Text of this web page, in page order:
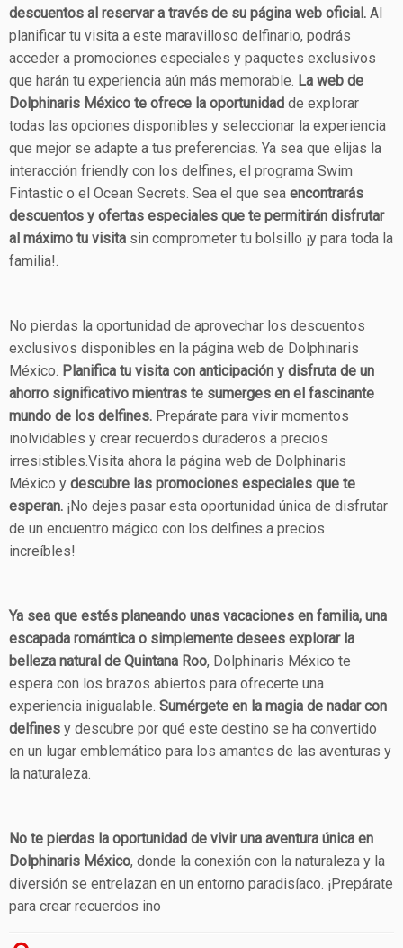
descuentos al reservar a través de su página web oficial. Al
planificar tu visita a este maravilloso delfinario, podrás
acceder a promociones especiales y paquetes exclusivos
que harán tu experiencia aún más memorable. La web de
Dolphinaris México te ofrece la oportunidad de explorar
todas las opciones disponibles y seleccionar la experiencia
que mejor se adapte a tus preferencias. Ya sea que elijas la
interacción friendly con los delfines, el programa Swim
Fintastic o el Ocean Secrets. Sea el que sea encontrarás
descuentos y ofertas especiales que te permitirán disfrutar
al máximo tu visita sin comprometer tu bolsillo ¡y para toda la
familia!.
No pierdas la oportunidad de aprovechar los descuentos
exclusivos disponibles en la página web de Dolphinaris
México. Planifica tu visita con anticipación y disfruta de un
ahorro significativo mientras te sumerges en el fascinante
mundo de los delfines. Prepárate para vivir momentos
inolvidables y crear recuerdos duraderos a precios
irresistibles.Visita ahora la página web de Dolphinaris
México y descubre las promociones especiales que te
esperan. ¡No dejes pasar esta oportunidad única de disfrutar
de un encuentro mágico con los delfines a precios
increíbles!
Ya sea que estés planeando unas vacaciones en familia, una
escapada romántica o simplemente desees explorar la
belleza natural de Quintana Roo, Dolphinaris México te
espera con los brazos abiertos para ofrecerte una
experiencia inigualable. Sumérgete en la magia de nadar con
delfines y descubre por qué este destino se ha convertido
en un lugar emblemático para los amantes de las aventuras y
la naturaleza.
No te pierdas la oportunidad de vivir una aventura única en
Dolphinaris México, donde la conexión con la naturaleza y la
diversión se entrelazan en un entorno paradisíaco. ¡Prepárate
para crear recuerdos ino